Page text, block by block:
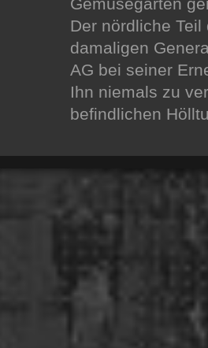
Gemüsegarten
Der nördliche
damaligen
AG bei seiner
Ihn niemals zu
befindlichen